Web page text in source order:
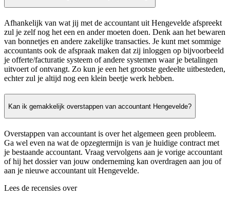
Afhankelijk van wat jij met de accountant uit Hengevelde afspreekt
zul je zelf nog het een en ander moeten doen. Denk aan het bewaren
van bonnetjes en andere zakelijke transacties. Je kunt met sommige
accountants ook de afspraak maken dat zij inloggen op bijvoorbeeld
je offerte/facturatie systeem of andere systemen waar je betalingen
uitvoert of ontvangt. Zo kun je een het grootste gedeelte uitbesteden,
echter zul je altijd nog een klein beetje werk hebben.
Kan ik gemakkelijk overstappen van accountant Hengevelde?
Overstappen van accountant is over het algemeen geen probleem.
Ga wel even na wat de opzegtermijn is van je huidige contract met
je bestaande accountant. Vraag vervolgens aan je vorige accountant
of hij het dossier van jouw onderneming kan overdragen aan jou of
aan je nieuwe accountant uit Hengevelde.
Lees de recensies over